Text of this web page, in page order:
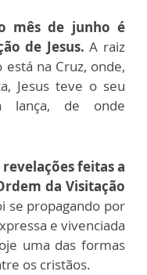
mês de junho é
de Jesus.A raiz
na Cruz, onde,
Jesus teve o seu
lança, de onde
revelações feitas a
da Visitação
se propagando por
e vivenciada
uma das formas
os cristãos.